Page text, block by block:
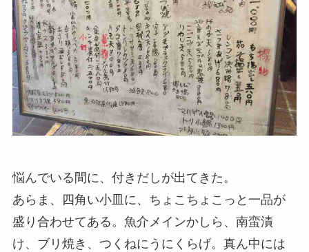
悩んでいる間に、付きだしが出てきた。
あらま、四角い小皿に、ちょこちょこっと一品が
盛り合わせてある。魚介メインかしら、南蛮漬
け、ブリ焼き、つくねにうにくらげ。真ん中には